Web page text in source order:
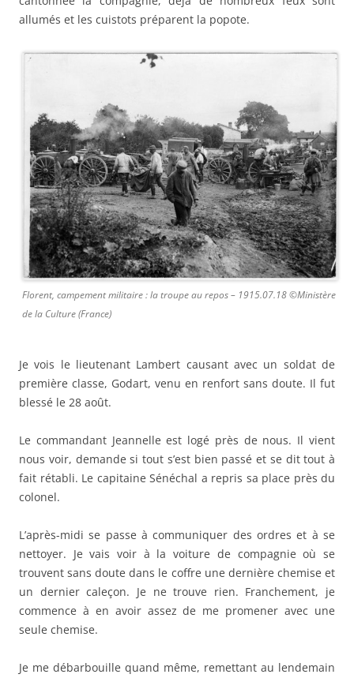
allumés et les cuistots préparent la popote.
Florent, campement militaire : la troupe au repos – 1915.07.18 ©Ministère
de la Culture (France)
Je vois le lieutenant Lambert causant avec un soldat de
première classe, Godart, venu en renfort sans doute. Il fut
blessé le 28 août.
Le commandant Jeannelle est logé près de nous. Il vient
nous voir, demande si tout s’est bien passé et se dit tout à
fait rétabli. Le capitaine Sénéchal a repris sa place près du
colonel.
L’après-midi se passe à communiquer des ordres et à se
nettoyer. Je vais voir à la voiture de compagnie où se
trouvent sans doute dans le coffre une dernière chemise et
un dernier caleçon. Je ne trouve rien. Franchement, je
commence à en avoir assez de me promener avec une
seule chemise.
Je me débarbouille quand même, remettant au lendemain